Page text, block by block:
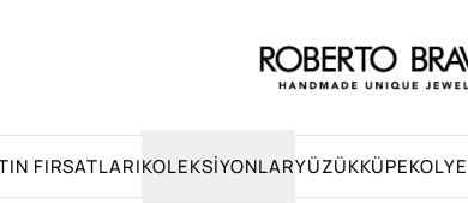
FIRSATLARIKOLEKSIYONLARYÜZÜKKÜPEKOLYE